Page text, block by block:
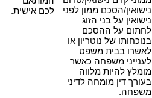
נישואין/הסכם ממון לפני
נישואין על בני הזוג
לחתום על ההסכם
בנוכחותו של נוטריון או
לאשרו בבית משפט
לענייני משפחה כאשר
מומלץ להיות מלווה
בעורך דין מומחה לדיני
משפחה.
לכם אישית.